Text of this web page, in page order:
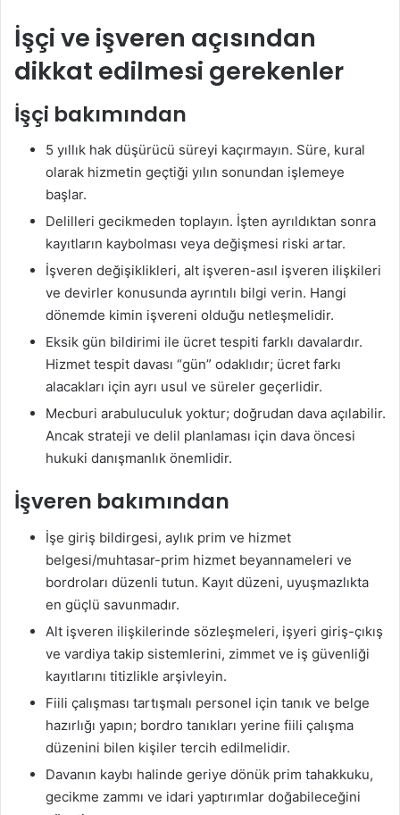
İşçi ve işveren açısından
dikkat edilmesi gerekenler
İşçi bakımından
5 yıllık hak düşürücü süreyi kaçırmayın. Süre, kural
olarak hizmetin geçtiği yılın sonundan işlemeye
başlar.
Delilleri gecikmeden toplayın. İşten ayrıldıktan sonra
kayıtların kaybolması veya değişmesi riski artar.
İşveren değişiklikleri, alt işveren-asıl işveren ilişkileri
ve devirler konusunda ayrıntılı bilgi verin. Hangi
dönemde kimin işvereni olduğu netleşmelidir.
Eksik gün bildirimi ile ücret tespiti farklı davalardır.
Hizmet tespit davası “gün” odaklıdır; ücret farkı
alacakları için ayrı usul ve süreler geçerlidir.
Mecburi arabuluculuk yoktur; doğrudan dava açılabilir.
Ancak strateji ve delil planlaması için dava öncesi
hukuki danışmanlık önemlidir.
İşveren bakımından
İşe giriş bildirgesi, aylık prim ve hizmet
belgesi/muhtasar-prim hizmet beyannameleri ve
bordroları düzenli tutun. Kayıt düzeni, uyuşmazlıkta
en güçlü savunmadır.
Alt işveren ilişkilerinde sözleşmeleri, işyeri giriş-çıkış
ve vardiya takip sistemlerini, zimmet ve iş güvenliği
kayıtlarını titizlikle arşivleyin.
Fiili çalışması tartışmalı personel için tanık ve belge
hazırlığı yapın; bordro tanıkları yerine fiili çalışma
düzenini bilen kişiler tercih edilmelidir.
Davanın kaybı halinde geriye dönük prim tahakkuku,
gecikme zammı ve idari yaptırımlar doğabileceğini